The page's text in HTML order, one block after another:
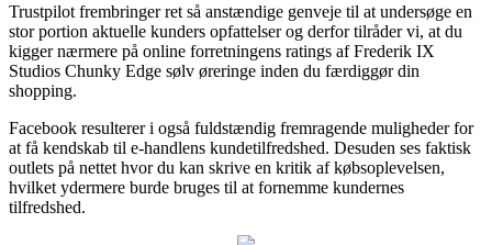
Trustpilot frembringer ret så anstændige genveje til at undersøge en
stor portion aktuelle kunders opfattelser og derfor tilråder vi, at du
kigger nærmere på online forretningens ratings af Frederik IX
Studios Chunky Edge sølv øreringe inden du færdiggør din
shopping.
Facebook resulterer i også fuldstændig fremragende muligheder for
at få kendskab til e-handlens kundetilfredshed. Desuden ses faktisk
outlets på nettet hvor du kan skrive en kritik af købsoplevelsen,
hvilket ydermere burde bruges til at fornemme kundernes
tilfredshed.